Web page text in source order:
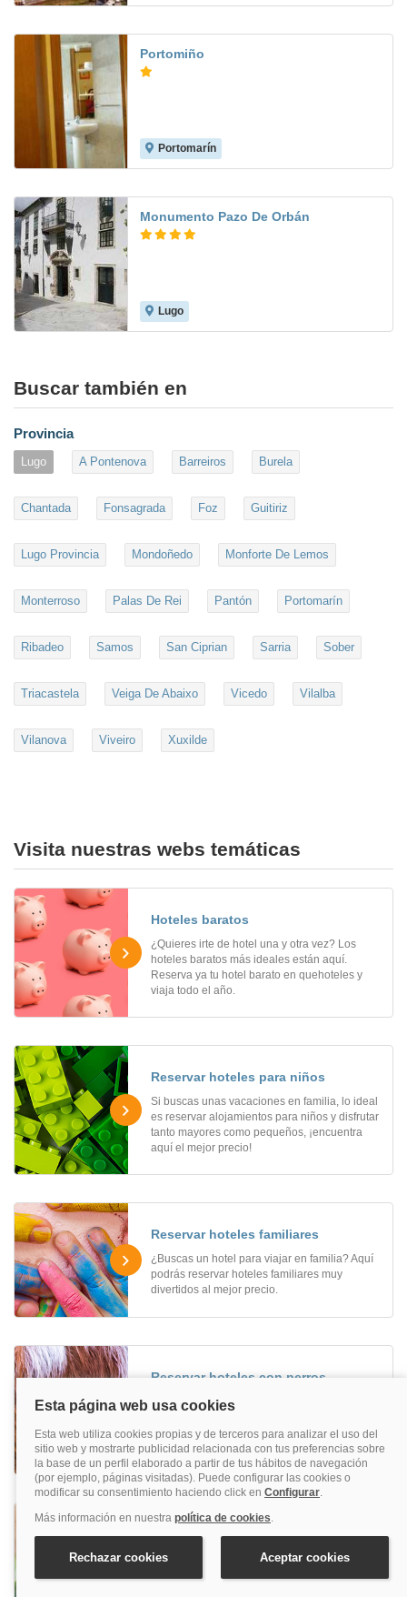
Portomiño
Portomarín
Monumento Pazo De Orbán
Lugo
Buscar también en
Provincia
Lugo A Pontenova Barreiros Burela
Chantada Fonsagrada Foz Guitiriz
Lugo Provincia Mondoñedo Monforte De Lemos
Monterroso Palas De Rei Pantón Portomarín
Ribadeo Samos San Ciprian Sarria Sober
Triacastela Veiga De Abaixo Vicedo Vilalba
Vilanova Viveiro Xuxilde
Visita nuestras webs temáticas
Hoteles baratos
¿Quieres irte de hotel una y otra vez? Los
hoteles baratos más ideales están aquí.
Reserva ya tu hotel barato en quehoteles y
viaja todo el año.
Reservar hoteles para niños
Si buscas unas vacaciones en familia, lo ideal
es reservar alojamientos para niños y disfrutar
tanto mayores como pequeños, ¡encuentra
aquí el mejor precio!
Reservar hoteles familiares
¿Buscas un hotel para viajar en familia? Aquí
podrás reservar hoteles familiares muy
divertidos al mejor precio.
Reservar hoteles con perros
Elige uno de los alojamientos con perros que
cualquier ocasión. Reserva uno de los hoteles
con perros y viaja con tu fiel y peludo amigo.
Hoteles adaptados a personas con
movilidad reducida
¿Estás buscando hoteles adaptados a